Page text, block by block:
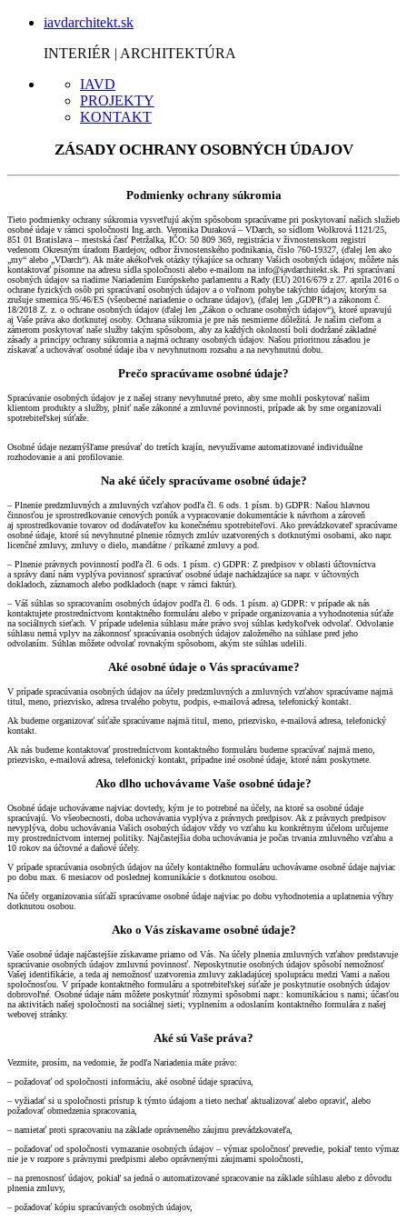
iavdarchitekt.sk
INTERIÉR | ARCHITEKTÚRA
IAVD
PROJEKTY
KONTAKT
ZÁSADY OCHRANY OSOBNÝCH ÚDAJOV
Podmienky ochrany súkromia
Tieto podmienky ochrany súkromia vysvetľujú akým spôsobom spracúvame pri poskytovaní našich služieb
osobné údaje v rámci spoločnosti Ing.arch. Veronika Duraková – VDarch, so sídlom Wolkrová 1121/25,
851 01 Bratislava – mestská časť Petržalka, IČO: 50 809 369, registrácia v živnostenskom registri
vedenom Okresným úradom Bardejov, odbor živnostenského podnikania, číslo 760-19327, (ďalej len ako
„my“ alebo „VDarch“). Ak máte akékoľvek otázky týkajúce sa ochrany Vašich osobných údajov, môžete nás
kontaktovať písomne na adresu sídla spoločnosti alebo e-mailom na info@iavdarchitekt.sk. Pri spracúvaní
osobných údajov sa riadime Nariadením Európskeho parlamentu a Rady (EÚ) 2016/679 z 27. apríla 2016 o
ochrane fyzických osôb pri spracúvaní osobných údajov a o voľnom pohybe takýchto údajov, ktorým sa
zrušuje smernica 95/46/ES (všeobecné nariadenie o ochrane údajov), (ďalej len „GDPR“) a zákonom č.
18/2018 Z. z. o ochrane osobných údajov (ďalej len „Zákon o ochrane osobných údajov“), ktoré upravujú
aj Vaše práva ako dotknutej osoby. Ochrana súkromia je pre nás nesmierne dôležitá. Je našim cieľom a
zámerom poskytovať naše služby takým spôsobom, aby za každých okolností boli dodržané základné
zásady a princípy ochrany súkromia a najmä ochrany osobných údajov. Našou prioritnou zásadou je
získavať a uchovávať osobné údaje iba v nevyhnutnom rozsahu a na nevyhnutnú dobu.
Prečo spracúvame osobné údaje?
Spracúvanie osobných údajov je z našej strany nevyhnutné preto, aby sme mohli poskytovať našim
klientom produkty a služby, plniť naše zákonné a zmluvné povinnosti, prípade ak by sme organizovali
spotrebiteľskej súťaže.
Osobné údaje nezamýšľame presúvať do tretích krajín, nevyužívame automatizované individuálne
rozhodovanie a ani profilovanie.
Na aké účely spracúvame osobné údaje?
– Plnenie predzmluvných a zmluvných vzťahov podľa čl. 6 ods. 1 písm. b) GDPR: Našou hlavnou
činnosťou je sprostredkovanie cenových ponúk a vypracovanie dokumentácie k návrhom a zároveň
aj sprostredkovanie tovarov od dodávateľov ku konečnému spotrebiteľovi. Ako prevádzkovateľ spracúvame
osobné údaje, ktoré sú nevyhnutné plnenie rôznych zmlúv uzatvorených s dotknutými osobami, ako napr.
licenčné zmluvy, zmluvy o dielo, mandátne / príkazné zmluvy a pod.
– Plnenie právnych povinností podľa čl. 6 ods. 1 písm. c) GDPR: Z predpisov v oblasti účtovníctva
a správy daní nám vyplýva povinnosť spracúvať osobné údaje nachádzajúce sa napr. v účtovných
dokladoch, záznamoch alebo podkladoch (napr. v rámci faktúr).
– Váš súhlas so spracovaním osobných údajov podľa čl. 6 ods. 1 písm. a) GDPR: v prípade ak nás
kontaktujete prostredníctvom kontaktného formuláru alebo v prípade organizovania a vyhodnotenia súťaže
na sociálnych sieťach. V prípade udelenia súhlasu máte právo svoj súhlas kedykoľvek odvolať. Odvolanie
súhlasu nemá vplyv na zákonnosť spracúvania osobných údajov založeného na súhlase pred jeho
odvolaním. Súhlas môžete odvolať rovnakým spôsobom, akým ste súhlas udelili.
Aké osobné údaje o Vás spracúvame?
V prípade spracúvania osobných údajov na účely predzmluvných a zmluvných vzťahov spracúvame najmä
titul, meno, priezvisko, adresa trvalého pobytu, podpis, e-mailová adresa, telefonický kontakt.
Ak budeme organizovať súťaže spracúvame najmä titul, meno, priezvisko, e-mailová adresa, telefonický
kontakt.
Ak nás budeme kontaktovať prostredníctvom kontaktného formuláru budeme spracúvať najmä meno,
priezvisko, e-mailová adresa, telefonický kontakt, prípadne iné osobné údaje, ktoré nám poskytnete.
Ako dlho uchovávame Vaše osobné údaje?
Osobné údaje uchovávame najviac dovtedy, kým je to potrebné na účely, na ktoré sa osobné údaje
spracúvajú. Vo všeobecnosti, doba uchovávania vyplýva z právnych predpisov. Ak z právnych predpisov
nevyplýva, dobu uchovávania Vašich osobných údajov vždy vo vzťahu ku konkrétnym účelom určujeme
my prostredníctvom internej politiky. Najčastejšia doba uchovávania je počas trvania zmluvného vzťahu a
10 rokov na účtovné a daňové účely.
V prípade spracúvania osobných údajov na účely kontaktného formuláru uchovávame osobné údaje najviac
po dobu max. 6 mesiacov od poslednej komunikácie s dotknutou osobou.
Na účely organizovania súťaží spracúvame osobné údaje najviac po dobu vyhodnotenia a uplatnenia výhry
dotknutou osobou.
Ako o Vás získavame osobné údaje?
Vaše osobné údaje najčastejšie získavame priamo od Vás. Na účely plnenia zmluvných vzťahov predstavuje
spracúvanie osobných údajov zmluvnú povinnosť. Neposkytnutie osobných údajov spôsobí nemožnosť
Vašej identifikácie, a teda aj nemožnosť uzatvorenia zmluvy zakladajúcej spoluprácu medzi Vami a našou
spoločnosťou. V prípade kontaktného formuláru a spotrebiteľskej súťaže je poskytnutie osobných údajov
dobrovoľné. Osobné údaje nám môžete poskytnúť rôznymi spôsobmi napr.: komunikáciou s nami; účasťou
na aktivitách našej spoločnosti na sociálnej sieti; vyplnením a odoslaním kontaktného formulára z našej
webovej stránky.
Aké sú Vaše práva?
Vezmite, prosím, na vedomie, že podľa Nariadenia máte právo:
– požadovať od spoločnosti informáciu, aké osobné údaje spracúva,
– vyžiadať si u spoločnosti prístup k týmto údajom a tieto nechať aktualizovať alebo opraviť, alebo
požadovať obmedzenia spracovania,
– namietať proti spracovaniu na základe oprávneného záujmu prevádzkovateľa,
– požadovať od spoločnosti vymazanie osobných údajov – výmaz spoločnosť prevedie, pokiaľ tento výmaz
nie je v rozpore s právnymi predpismi alebo oprávnenými záujmami spoločnosti,
– na prenosnosť údajov, pokiaľ sa jedná o automatizované spracovanie na základe súhlasu alebo z dôvodu
plnenia zmluvy,
– požadovať kópiu spracúvaných osobných údajov,